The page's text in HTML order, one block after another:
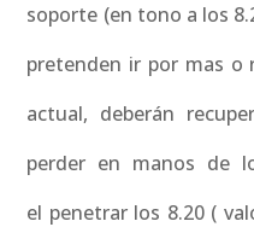
soporte (en tono a los
pretenden ir por mas o
actual, deberán
perder en manos de
el penetrar los 8.20 (